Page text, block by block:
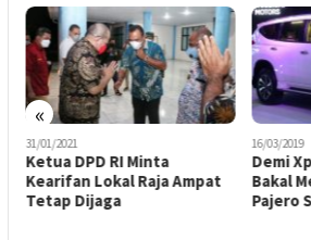
«
31/01/2021
Ketua DPD RI Minta
Kearifan Lokal Raja Ampat
Tetap Dijaga
16/03/2019
Demi
Bakal
Pajero